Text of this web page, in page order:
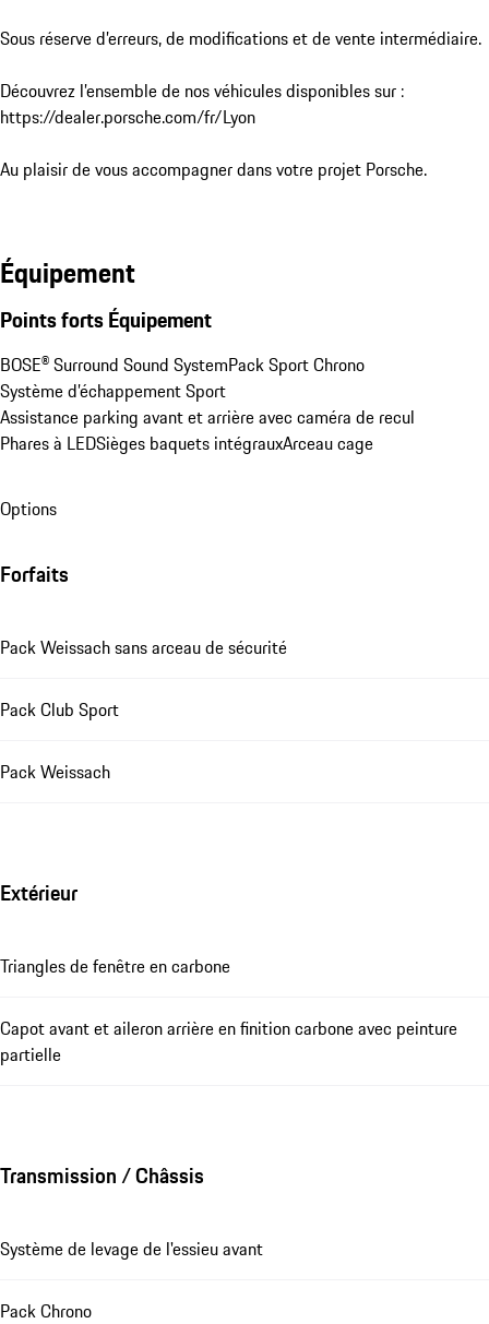
Sous réserve d’erreurs, de modifications et de vente intermédiaire.
Découvrez l’ensemble de nos véhicules disponibles sur :
https://dealer.porsche.com/fr/Lyon
Au plaisir de vous accompagner dans votre projet Porsche.
Équipement
Points forts Équipement
BOSE® Surround Sound SystemPack Sport Chrono
Système d’échappement Sport
Assistance parking avant et arrière avec caméra de recul
Phares à LEDSièges baquets intégrauxArceau cage
Options
Forfaits
Pack Weissach sans arceau de sécurité
Pack Club Sport
Pack Weissach
Extérieur
Triangles de fenêtre en carbone
Capot avant et aileron arrière en finition carbone avec peinture
partielle
Transmission / Châssis
Système de levage de l'essieu avant
Pack Chrono